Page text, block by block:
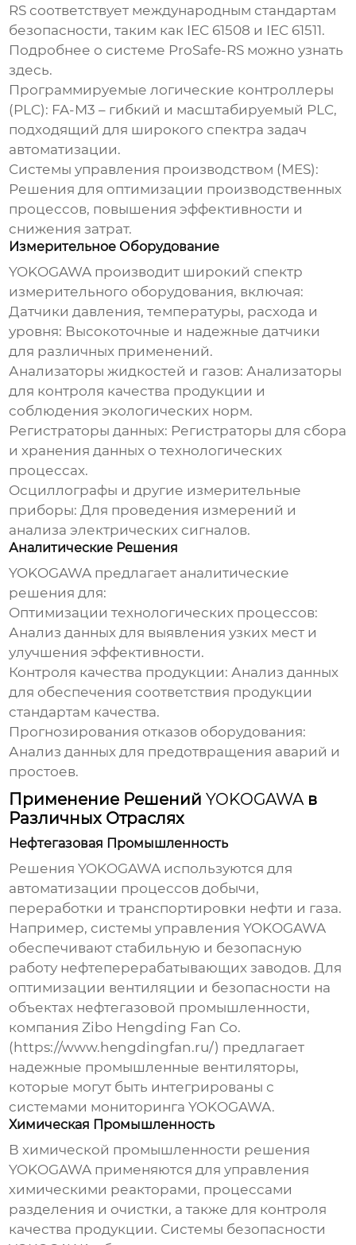
RS соответствует международным стандартам
безопасности, таким как IEC 61508 и IEC 61511.
Подробнее о системе ProSafe-RS можно узнать
здесь.
Программируемые логические контроллеры
(PLC): FA-M3 – гибкий и масштабируемый PLC,
подходящий для широкого спектра задач
автоматизации.
Системы управления производством (MES):
Решения для оптимизации производственных
процессов, повышения эффективности и
снижения затрат.
Измерительное Оборудование
YOKOGAWA производит широкий спектр
измерительного оборудования, включая:
Датчики давления, температуры, расхода и
уровня: Высокоточные и надежные датчики
для различных применений.
Анализаторы жидкостей и газов: Анализаторы
для контроля качества продукции и
соблюдения экологических норм.
Регистраторы данных: Регистраторы для сбора
и хранения данных о технологических
процессах.
Осциллографы и другие измерительные
приборы: Для проведения измерений и
анализа электрических сигналов.
Аналитические Решения
YOKOGAWA предлагает аналитические
решения для:
Оптимизации технологических процессов:
Анализ данных для выявления узких мест и
улучшения эффективности.
Контроля качества продукции: Анализ данных
для обеспечения соответствия продукции
стандартам качества.
Прогнозирования отказов оборудования:
Анализ данных для предотвращения аварий и
простоев.
Применение РешенийYOKOGAWAв
Различных Отраслях
Нефтегазовая Промышленность
РешенияYOKOGAWA используются для
автоматизации процессов добычи,
переработки и транспортировки нефти и газа.
Например, системы управленияYOKOGAWA
обеспечивают стабильную и безопасную
работу нефтеперерабатывающих заводов. Для
оптимизации вентиляции и безопасности на
объектах нефтегазовой промышленности,
компания Zibo Hengding Fan Co.
( https://www.hengdingfan.ru/) предлагает
надежные промышленные вентиляторы,
которые могут быть интегрированы с
системами мониторингаYOKOGAWA.
Химическая Промышленность
В химической промышленности решения
YOKOGAWA применяются для управления
химическими реакторами, процессами
разделения и очистки, а также для контроля
качества продукции. Системы безопасности